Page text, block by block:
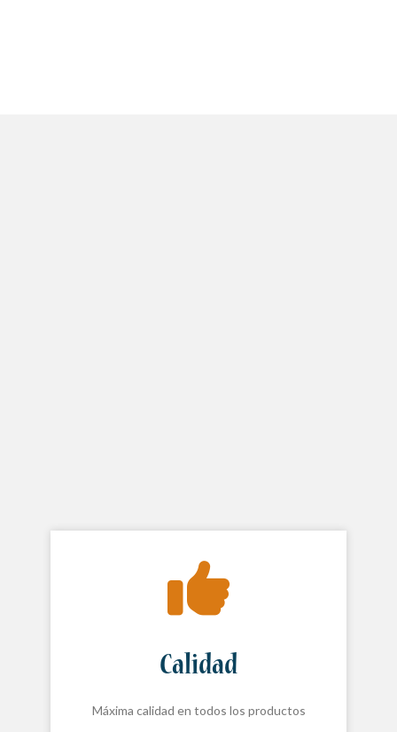
Calidad
Máxima calidad en todos los productos